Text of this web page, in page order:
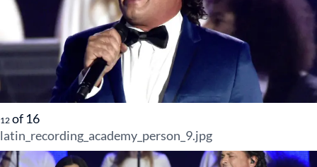
12 of 16
latin_recording_academy_person_9.jpg